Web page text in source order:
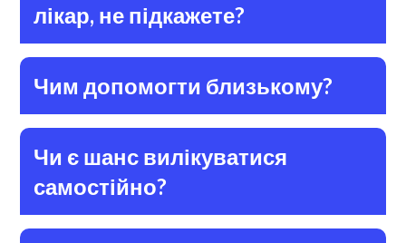
лікар, не підкажете?
Чим допомогти близькому?
Чи є шанс вилікуватися
самостійно?